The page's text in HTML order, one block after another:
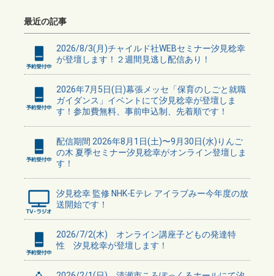
最近の記事
2026/8/3(月)チャイルド社WEBセミナー汐見稔幸
が登壇します！２週間見逃し配信あり！
2026年7月5日(日)幕張メッセ「保育のしごと就職
ガイダンス」イベントにて汐見稔幸が登壇しま
す！参加費無料、事前申込制、先着順です！
配信期間 2026年8月1日(土)〜9月30日(水)りんご
の木 夏季セミナー汐見稔幸がオンライン登壇しま
す！
汐見稔幸 監修 NHK-Eテレ アイラブみー今年度の放
送開始です！
2026/7/2(木) オンライン講座子どもの発達特
性 汐見稔幸が登壇します！